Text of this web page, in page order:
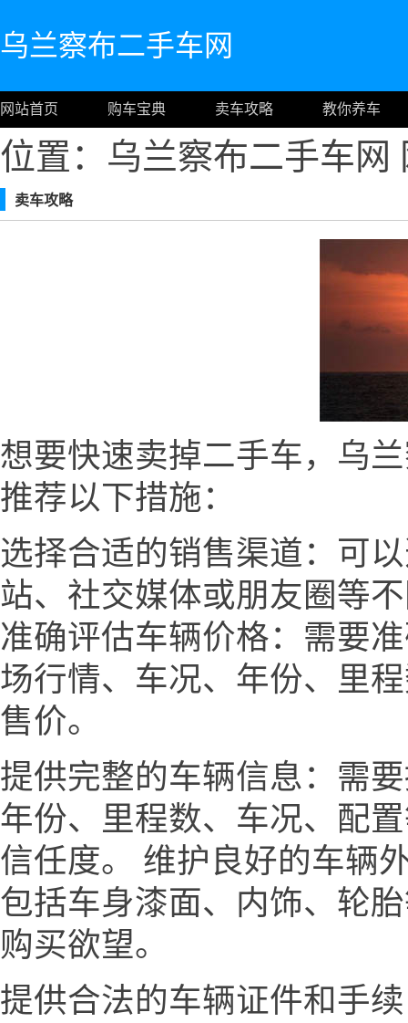
乌兰察布二手车网
网站首页 购车宝典 卖车攻略 教你养车
位置：乌兰察布二手车网
卖车攻略
想要快速卖掉二手车，乌
推荐以下措施：
选择合适的销售渠道：可
站、社交媒体或朋友圈等
准确评估车辆价格：需要
场行情、车况、年份、里
售价。
提供完整的车辆信息：需
年份、里程数、车况、配
信任度。 维护良好的车辆
包括车身漆面、内饰、轮
购买欲望。
提供合法的车辆证件和手